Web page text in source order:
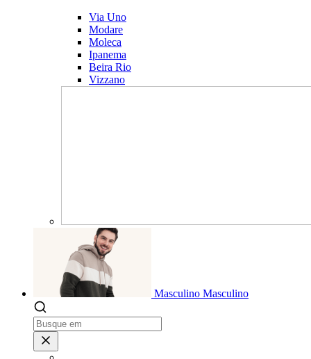
Via Uno
Modare
Moleca
Ipanema
Beira Rio
Vizzano
Masculino Masculino